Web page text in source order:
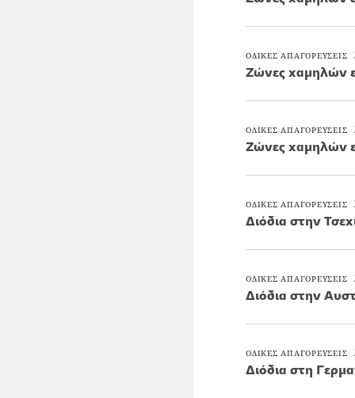
ΟΔΙΚΕΣ ΑΠΑΓΟΡΕΥΣΕΙΣ
Ζώνες χαμηλών
ΟΔΙΚΕΣ ΑΠΑΓΟΡΕΥΣΕΙΣ
Ζώνες χαμηλών
ΟΔΙΚΕΣ ΑΠΑΓΟΡΕΥΣΕΙΣ
Διόδια στην
ΟΔΙΚΕΣ ΑΠΑΓΟΡΕΥΣΕΙΣ
Διόδια στην
ΟΔΙΚΕΣ ΑΠΑΓΟΡΕΥΣΕΙΣ
Διόδια στη